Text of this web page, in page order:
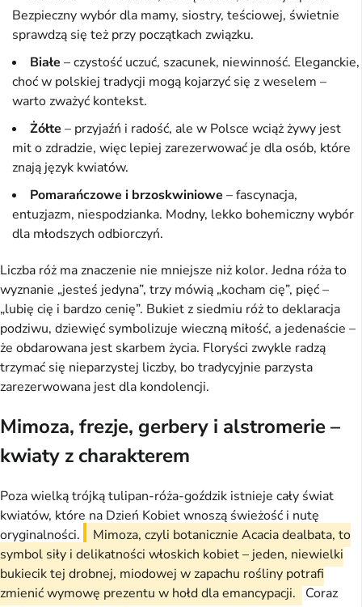
Bezpieczny wybór dla mamy, siostry, teściowej, świetnie
sprawdzą się też przy początkach związku.
Białe – czystość uczuć, szacunek, niewinność. Eleganckie,
choć w polskiej tradycji mogą kojarzyć się z weselem –
warto zważyć kontekst.
Żółte – przyjaźń i radość, ale w Polsce wciąż żywy jest
mit o zdradzie, więc lepiej zarezerwować je dla osób, które
znają język kwiatów.
Pomarańczowe i brzoskwiniowe – fascynacja,
entuzjazm, niespodzianka. Modny, lekko bohemiczny wybór
dla młodszych odbiorczyń.
Liczba róż ma znaczenie nie mniejsze niż kolor. Jedna róża to
wyznanie „jesteś jedyna”, trzy mówią „kocham cię”, pięć –
„lubię cię i bardzo cenię”. Bukiet z siedmiu róż to deklaracja
podziwu, dziewięć symbolizuje wieczną miłość, a jedenaście –
że obdarowana jest skarbem życia. Floryści zwykle radzą
trzymać się nieparzystej liczby, bo tradycyjnie parzysta
zarezerwowana jest dla kondolencji.
Mimoza, frezje, gerbery i alstromerie –
kwiaty z charakterem
Poza wielką trójką tulipan-róża-goździk istnieje cały świat
kwiatów, które na Dzień Kobiet wnoszą świeżość i nutę
oryginalności.
Mimoza, czyli botanicznie Acacia dealbata, to
symbol siły i delikatności włoskich kobiet – jeden, niewielki
bukiecik tej drobnej, miodowej w zapachu rośliny potrafi
zmienić wymowę prezentu w hołd dla emancypacji.
Coraz